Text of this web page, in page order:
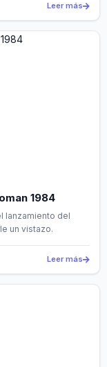
Leer más
1984
lanzamiento del
un vistazo.
Leer más